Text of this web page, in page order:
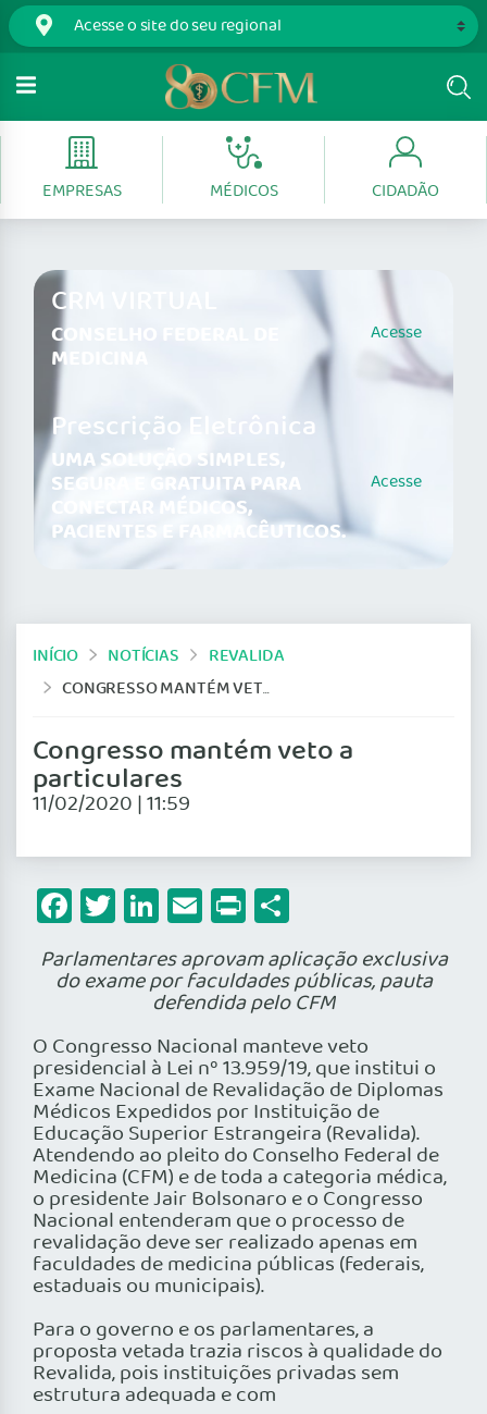
EMPRESAS MÉDICOS CIDADÃO
CRM VIRTUAL
CONSELHO FEDERAL DE
MEDICINA
Acesse
Prescrição Eletrônica
UMA SOLUÇÃO SIMPLES,
SEGURA E GRATUITA PARA
CONECTAR MÉDICOS,
PACIENTES E FARMACÊUTICOS.
Acesse
INÍCIO NOTÍCIAS
REVALIDA
CONGRESSO MANTÉM VETO A PARTICULARES
Congresso mantém veto a
particulares
11/02/2020 | 11:59
Facebook
Twitter
LinkedIn
Email
Print
Parlamentares aprovam aplicação exclusiva
do exame por faculdades públicas, pauta
defendida pelo CFM
O Congresso Nacional manteve veto
presidencial à Lei nº 13.959/19, que institui o
Exame Nacional de Revalidação de Diplomas
Médicos Expedidos por Instituição de
Educação Superior Estrangeira (Revalida).
Atendendo ao pleito do Conselho Federal de
Medicina (CFM) e de toda a categoria médica,
o presidente Jair Bolsonaro e o Congresso
Nacional entenderam que o processo de
revalidação deve ser realizado apenas em
faculdades de medicina públicas (federais,
estaduais ou municipais).
Para o governo e os parlamentares, a
proposta vetada trazia riscos à qualidade do
Revalida, pois instituições privadas sem
estrutura adequada e com